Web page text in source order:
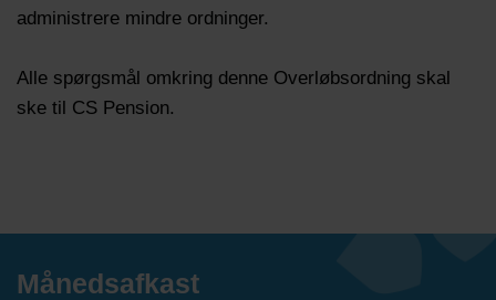
administrere mindre ordninger.
Alle spørgsmål omkring denne Overløbsordning skal
ske til CS Pension.
Månedsafkast